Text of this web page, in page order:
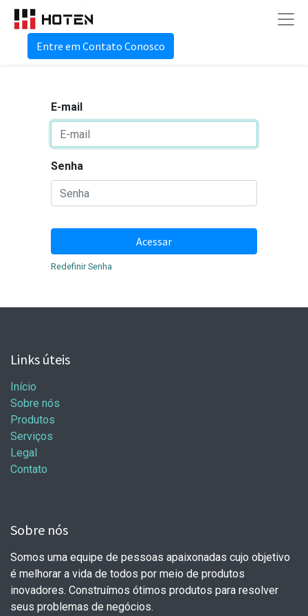
Entre em Contato Conosco
E-mail
Senha
Acessar
Redefinir Senha
Links úteis
Início
Sobre nós
Produtos
Serviços
Legal
Contato
Sobre nós
Somos uma equipe de pessoas apaixonadas cujo objetivo
é melhorar a vida de todos por meio de produtos
inovadores. Construímos ótimos produtos para resolver
seus problemas de negócios.